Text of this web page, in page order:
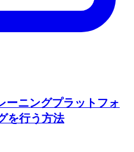
ーニングプラットフォ
を行う方法